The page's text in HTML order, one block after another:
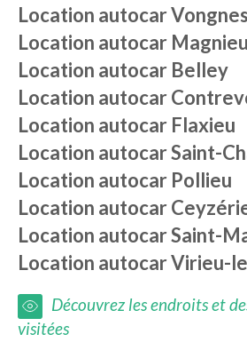
Location autocarVongnes
Location autocar Magnieu
Location autocar Belley
Location autocar
Location autocar Flaxieu
Location autocarSaint-
Location autocar Pollieu
Location autocar
Location autocarSaint-
Location autocarVirieu-
Découvrez les endroits et
visitées